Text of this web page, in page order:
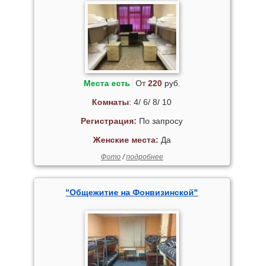
Места есть От220руб.
Комнаты: 4/ 6/ 8/ 10
Регистрация: По запросу
Женские места: Да
Фото/подробнее
"Общежитие на Фонвизинской"